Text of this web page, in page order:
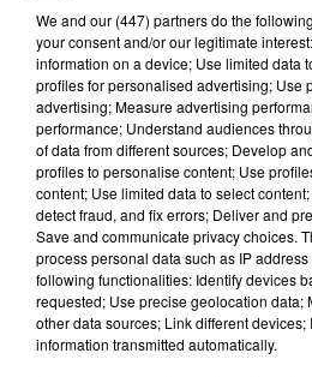
Wesh le gang! Les places
Zéniths et Bercy sont
https://concert-auguri.fr/fr/
et sur tous les réseaux de
fnac...) Prêts pour faire
#MechantMechant
Une publication partagée par
Niska dévoile
Aujourd'hui, l'artiste va
We and our (447) partnersdo the
your consent and/or our legitimate
information on a device; Use limited data
profiles for personalised advertising; Use
advertising; Measure advertising
performance; Understand audiences
of data from different sources; Develop
profiles to personalise content; Use
content; Use limited data to select
detect fraud, and fix errors; Deliver and
Save and communicate privacy choices.
process personal data such as IP
following functionalities: Identify devices
requested; Use precise geolocation data;
other data sources; Link different
information transmitted automatically.